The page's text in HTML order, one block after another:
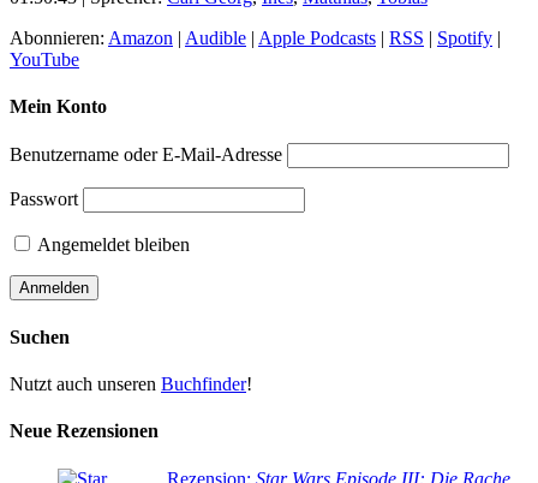
Abonnieren: Amazon | Audible | Apple Podcasts | RSS | Spotify |
YouTube
Mein Konto
Benutzername oder E-Mail-Adresse
Passwort
Angemeldet bleiben
Suchen
Nutzt auch unseren Buchfinder!
Neue Rezensionen
Rezension: Star Wars Episode III: Die Rache